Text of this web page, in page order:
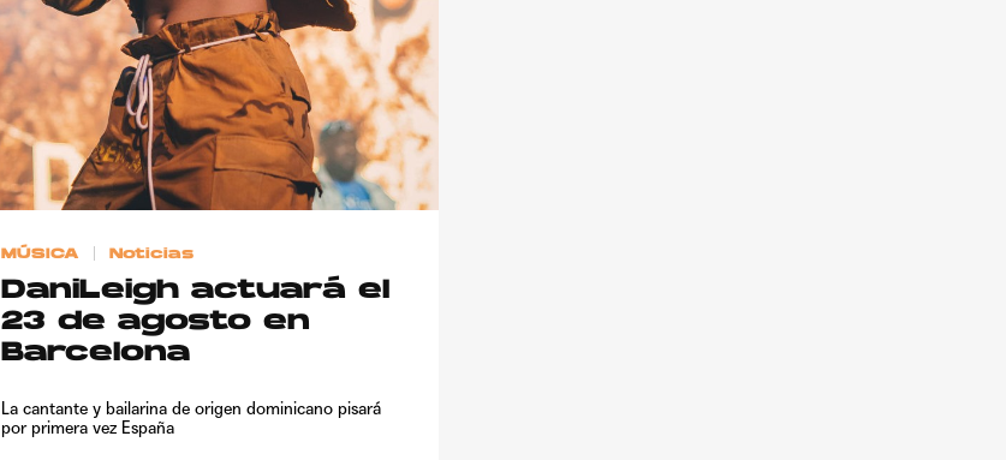
MÚSICA Noticias
DaniLeigh actuará el
23 de agosto en
Barcelona
La cantante y bailarina de origen dominicano pisará
por primera vez España